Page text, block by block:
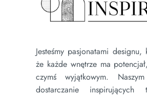
Jesteśmy pasjonatami designu,
że każde wnętrze ma
czymś wyjątkowym.
dostarczanie inspirujących